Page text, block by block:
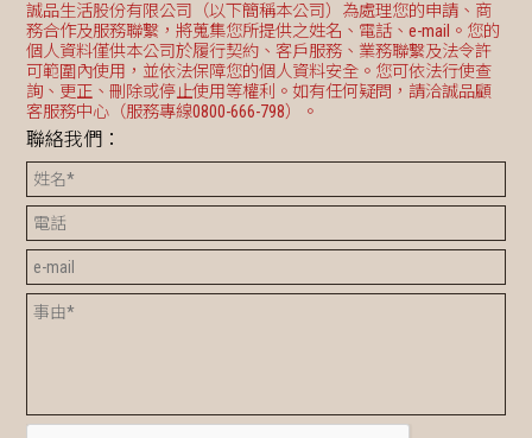
誠品生活股份有限公司（以下簡稱本公司）為處理您的申請、商
務合作及服務聯繫，將蒐集您所提供之姓名、電話、e-mail。您的
個人資料僅供本公司於履行契約、客戶服務、業務聯繫及法令許
可範圍內使用，並依法保障您的個人資料安全。您可依法行使查
詢、更正、刪除或停止使用等權利。如有任何疑問，請洽誠品顧
客服務中心（服務專線0800-666-798）。
聯絡我們：